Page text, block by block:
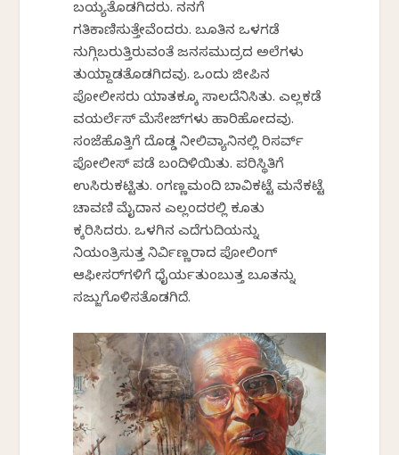
ಬಯ್ಯತೊಡಗಿದರು. ನನಗೆ
ಗತಿಕಾಣಿಸುತ್ತೇವೆಂದರು. ಬೂತಿನ ಒಳಗಡೆ
ನುಗ್ಗಿಬರುತ್ತಿರುವಂತೆ ಜನಸಮುದ್ರದ ಅಲೆಗಳು
ತುಯ್ದಾಡತೊಡಗಿದವು. ಒಂದು ಜೀಪಿನ
ಪೋಲೀಸರು ಯಾತಕ್ಕೂ ಸಾಲದೆನಿಸಿತು. ಎಲ್ಲಕಡೆ
ವಯರ್ಲೆಸ್ ಮೆಸೇಜ್‌ಗಳು ಹಾರಿಹೋದವು.
ಸಂಜೆಹೊತ್ತಿಗೆ ದೊಡ್ಡ ನೀಲಿವ್ಯಾನಿನಲ್ಲಿ ರಿಸರ್ವ್
ಪೋಲೀಸ್ ಪಡೆ ಬಂದಿಳಿಯಿತು. ಪರಿಸ್ಥಿತಿಗೆ
ಉಸಿರುಕಟ್ಟಿತು. ಕೆಂಗಣ್ಣಮಂದಿ ಬಾವಿಕಟ್ಟೆ ಮನೆಕಟ್ಟೆ
ಚಾವಣಿ ಮೈದಾನ ಎಲ್ಲಂದರಲ್ಲಿ ಕೂತು
ಕೆಕ್ಕರಿಸಿದರು. ಒಳಗಿನ ಎದೆಗುದಿಯನ್ನು
ನಿಯಂತ್ರಿಸುತ್ತ ನಿರ್ವಿಣ್ಣರಾದ ಪೋಲಿಂಗ್
ಆಫೀಸರ್‌ಗಳಿಗೆ ಧೈರ್ಯತುಂಬುತ್ತ ಬೂತನ್ನು
ಸಜ್ಜುಗೊಳಿಸತೊಡಗಿದೆ.